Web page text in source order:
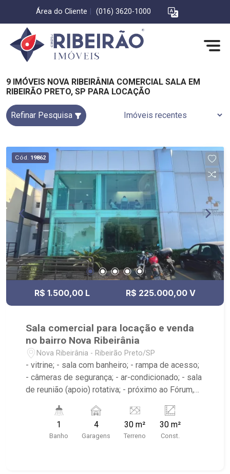
Área do Cliente (016) 3620-1000
9 IMÓVEIS NOVA RIBEIRÂNIA COMERCIAL SALA EM
RIBEIRÃO PRETO, SP PARA LOCAÇÃO
Refinar Pesquisa
Cód. 19862
R$ 1.500,00 L R$ 225.000,00 V
Sala comercial para locação e venda
no bairro Nova Ribeirânia
Nova Ribeirânia - Ribeirão Preto/SP
- vitrine; - sala com banheiro; - rampa de acesso;
- câmeras de segurança; - ar-condicionado; - sala
de reunião (apoio) rotativa; - próximo ao Fórum,
1
Banho
4
Garagens
30 m²
Terreno
30 m²
Const.